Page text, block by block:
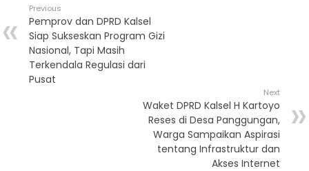
Previous
Pemprov dan DPRD Kalsel
Siap Sukseskan Program Gizi
Nasional, Tapi Masih
Terkendala Regulasi dari
Pusat
Next
Waket DPRD Kalsel H Kartoyo
Reses di Desa Panggungan,
Warga Sampaikan Aspirasi
tentang Infrastruktur dan
Akses Internet